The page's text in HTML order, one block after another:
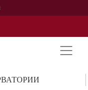
Персоналии
История